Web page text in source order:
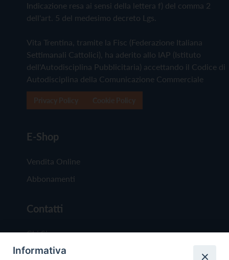
Indicazione resa ai sensi della lettera f) del comma 2
dell'art. 5 del medesimo decreto Lgs.
Vita Trentina, tramite la Fisc (Federazione Italiana
Settimanali Cattolici), ha aderito allo IAP (Istituto
dell'Autodisciplina Pubblicitaria) accettando il Codice di
Autodisciplina della Comunicazione Commerciale
E-Shop
Vendita Online
Abbonamenti
Contatti
Chi Siamo
Redazione
Informativa